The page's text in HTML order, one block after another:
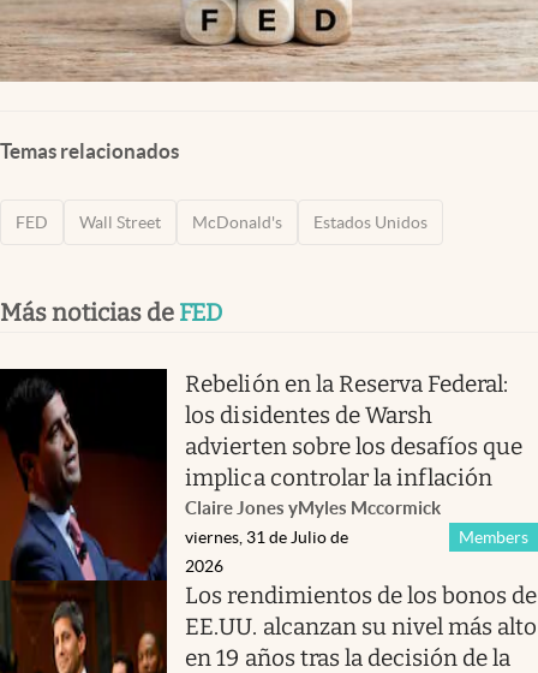
Temas relacionados
FED Wall Street McDonald's Estados Unidos
Más noticias de FED
Rebelión en la Reserva Federal:
los disidentes de Warsh
advierten sobre los desafíos que
implica controlar la inflación
Claire Jones yMyles Mccormick
Members
viernes, 31 de Julio de
2026
Los rendimientos de los bonos de
EE.UU. alcanzan su nivel más alto
en 19 años tras la decisión de la